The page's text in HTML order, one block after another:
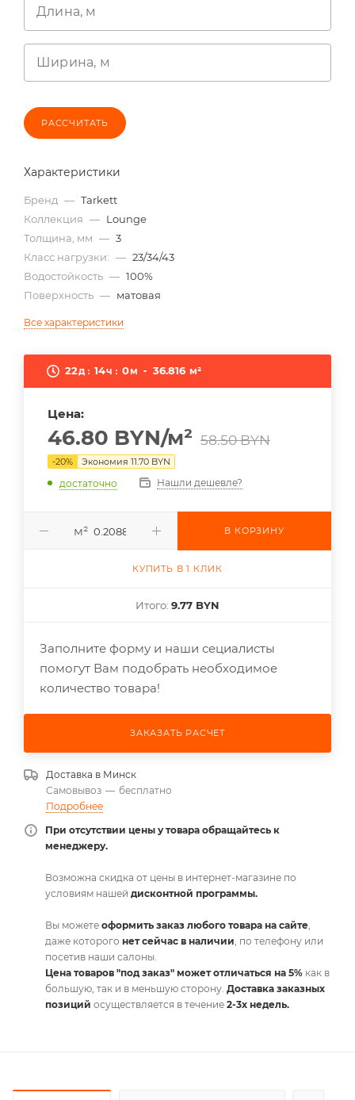
Длина, м
Ширина, м
РАССЧИТАТЬ
Характеристики
Бренд — Tarkett
Коллекция — Lounge
Толщина, мм — 3
Класс нагрузки: — 23/34/43
Водостойкость — 100%
Поверхность — матовая
Все характеристики
22д 14ч 0м 36.816 м²
Цена:
46.80 BYN/м² 58.50BYN
-20% Экономия 11.70 BYN
достаточно Нашли дешевле?
м² В КОРЗИНУ
КУПИТЬ В 1 КЛИК
Итого: 9.77 BYN
Заполните форму и наши сециалисты
помогут Вам подобрать необходимое
количество товара!
ЗАКАЗАТЬ РАСЧЕТ
Доставка в Минск
Самовывоз — бесплатно
Подробнее
При отсутствии цены у товара обращайтесь к
менеджеру.
Возможна скидка от цены в интернет-магазине по
условиям нашей дисконтной программы.
Вы можете оформить заказ любого товара на сайте,
даже которого нет сейчас в наличии, по телефону или
посетив наши салоны.
Цена товаров "под заказ" может отличаться на 5% как в
большую, так и в меньшую сторону. Доставка заказных
позиций осуществляется в течение 2-3х недель.